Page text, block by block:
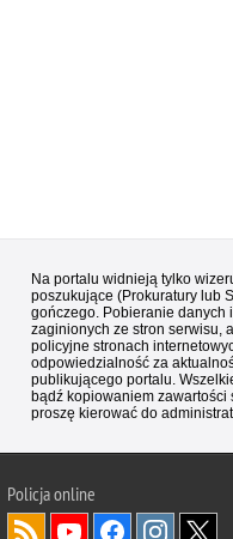
Na portalu widnieją tylko
poszukujące (Prokuratury lub
gończego. Pobieranie danych
zaginionych ze stron serwisu,
policyjne stronach
odpowiedzialność za
publikującego portalu.
bądź kopiowaniem
proszę kierować do
Policjaonline